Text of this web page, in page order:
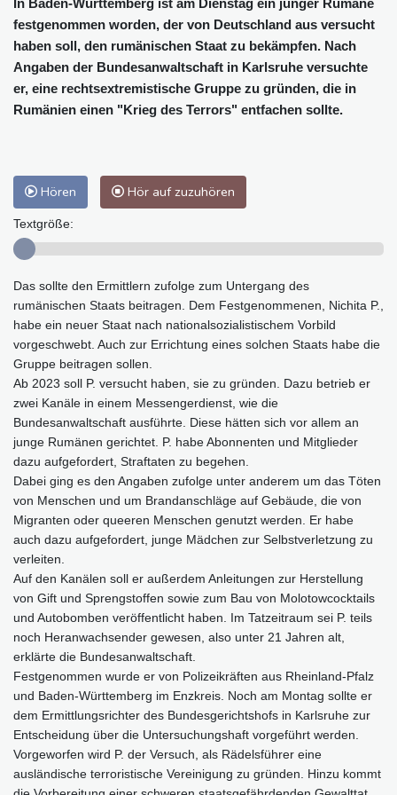
festgenommen worden, der von Deutschland aus versucht
haben soll, den rumänischen Staat zu bekämpfen. Nach
Angaben der Bundesanwaltschaft in Karlsruhe versuchte
er, eine rechtsextremistische Gruppe zu gründen, die in
Rumänien einen "Krieg des Terrors" entfachen sollte.
Hören Hör auf zuzuhören
Textgröße:
Das sollte den Ermittlern zufolge zum Untergang des
rumänischen Staats beitragen. Dem Festgenommenen, Nichita P.,
habe ein neuer Staat nach nationalsozialistischem Vorbild
vorgeschwebt. Auch zur Errichtung eines solchen Staats habe die
Gruppe beitragen sollen.
Ab 2023 soll P. versucht haben, sie zu gründen. Dazu betrieb er
zwei Kanäle in einem Messengerdienst, wie die
Bundesanwaltschaft ausführte. Diese hätten sich vor allem an
junge Rumänen gerichtet. P. habe Abonnenten und Mitglieder
dazu aufgefordert, Straftaten zu begehen.
Dabei ging es den Angaben zufolge unter anderem um das Töten
von Menschen und um Brandanschläge auf Gebäude, die von
Migranten oder queeren Menschen genutzt werden. Er habe
auch dazu aufgefordert, junge Mädchen zur Selbstverletzung zu
verleiten.
Auf den Kanälen soll er außerdem Anleitungen zur Herstellung
von Gift und Sprengstoffen sowie zum Bau von Molotowcocktails
und Autobomben veröffentlicht haben. Im Tatzeitraum sei P. teils
noch Heranwachsender gewesen, also unter 21 Jahren alt,
erklärte die Bundesanwaltschaft.
Festgenommen wurde er von Polizeikräften aus Rheinland-Pfalz
und Baden-Württemberg im Enzkreis. Noch am Montag sollte er
dem Ermittlungsrichter des Bundesgerichtshofs in Karlsruhe zur
Entscheidung über die Untersuchungshaft vorgeführt werden.
Vorgeworfen wird P. der Versuch, als Rädelsführer eine
ausländische terroristische Vereinigung zu gründen. Hinzu kommt